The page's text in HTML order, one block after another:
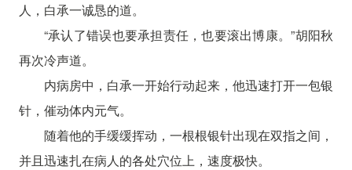
人，白承一诚恳的道。
“承认了错误也要承担责任，也要滚出博康。”胡阳秋
再次冷声道。
内病房中，白承一开始行动起来，他迅速打开一包银
针，催动体内元气。
随着他的手缓缓挥动，一根根银针出现在双指之间，
并且迅速扎在病人的各处穴位上，速度极快。